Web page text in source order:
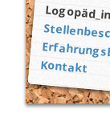
Kontakt